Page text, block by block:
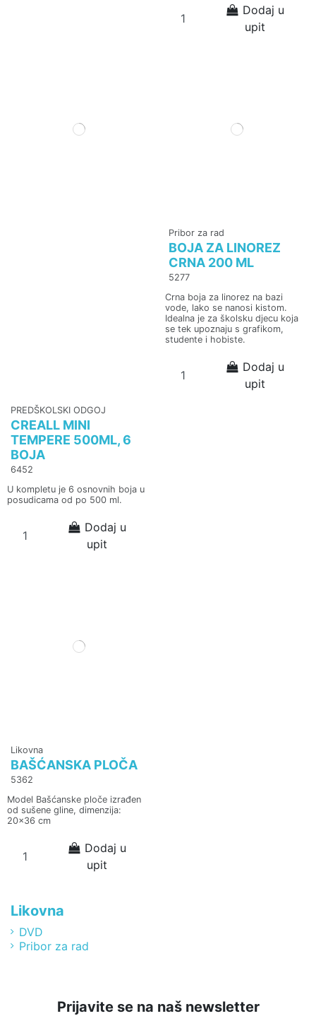
Dodaj u
upit
PREDŠKOLSKI ODGOJ
CREALL MINI
TEMPERE 500ML, 6
BOJA
6452
U kompletu je 6 osnovnih boja u
posudicama od po 500 ml.
Dodaj u
upit
Pribor za rad
BOJA ZA LINOREZ
CRNA 200 ML
5277
Crna boja za linorez na bazi
vode, lako se nanosi kistom.
Idealna je za školsku djecu koja
se tek upoznaju s grafikom,
studente i hobiste.
Dodaj u
upit
Likovna
BAŠĆANSKA PLOČA
5362
Model Bašćanske ploče izrađen
od sušene gline, dimenzija:
20x36 cm
Dodaj u
upit
Likovna
DVD
Pribor za rad
Prijavite se na naš newsletter